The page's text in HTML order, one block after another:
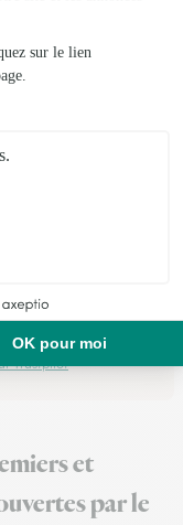
choisir jours
Livré en
via Trustpilot.Voir tous
Trustpilot
et
par le